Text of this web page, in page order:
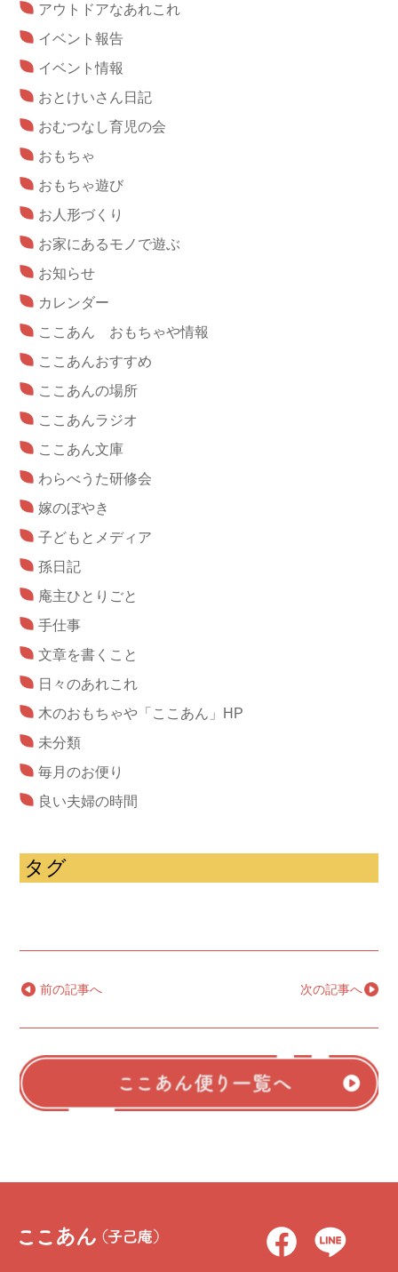
アウトドアなあれこれ
イベント報告
イベント情報
おとけいさん日記
おむつなし育児の会
おもちゃ
おもちゃ遊び
お人形づくり
お家にあるモノで遊ぶ
お知らせ
カレンダー
ここあん おもちゃや情報
ここあんおすすめ
ここあんの場所
ここあんラジオ
ここあん文庫
わらべうた研修会
嫁のぼやき
子どもとメディア
孫日記
庵主ひとりごと
手仕事
文章を書くこと
日々のあれこれ
木のおもちゃや「ここあん」HP
未分類
毎月のお便り
良い夫婦の時間
タグ
← 前の記事へ 次の記事へ→